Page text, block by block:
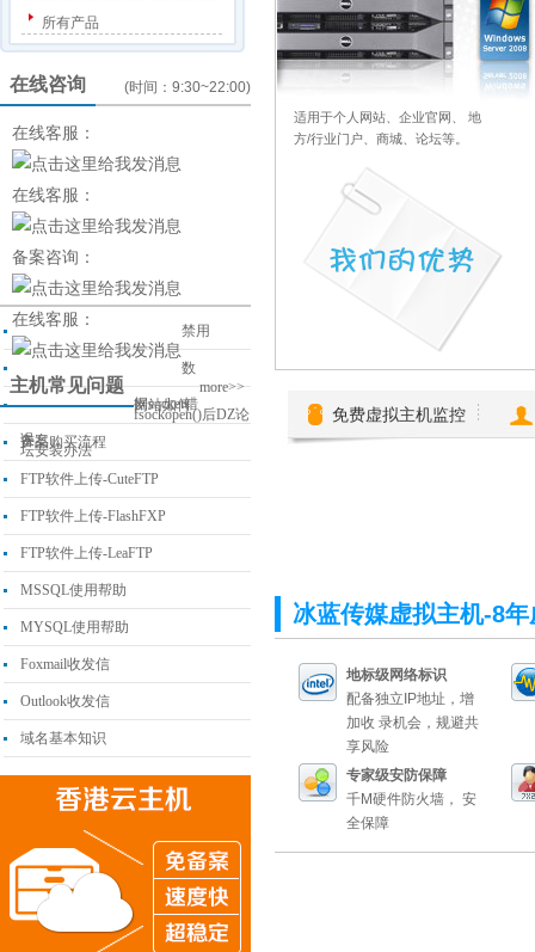
所有产品
在线咨询 (时间：9:30~22:00)
在线客服：
在线客服：
备案咨询：
在线客服：
主机常见问题 more>>
禁用
fsockopen()后DZ论
坛安装办法
数
据socket错
误
网站如何
备案
产品购买流程
FTP软件上传-CuteFTP
FTP软件上传-FlashFXP
FTP软件上传-LeaFTP
MSSQL使用帮助
MYSQL使用帮助
Foxmail收发信
Outlook收发信
域名基本知识
适用于个人网站、企业官网、 地
方/行业门户、商城、论坛等。
免费虚拟主机监控
冰蓝传媒虚拟主机-8
地标级网络标识
配备独立IP地址，增
加收 录机会，规避共
享风险
专家级安防保障
千M硬件防火墙， 安
全保障